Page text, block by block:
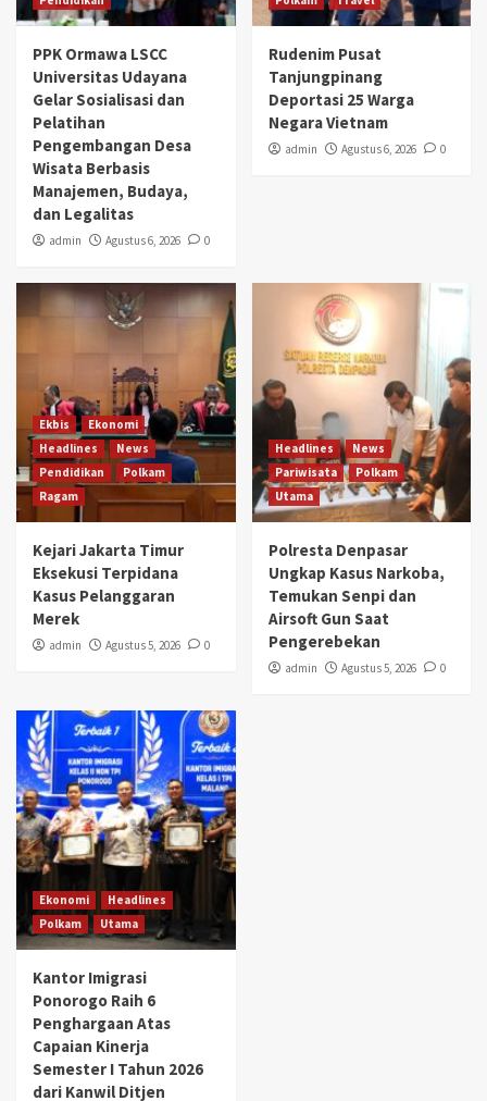
PPK Ormawa LSCC
Universitas Udayana
Gelar Sosialisasi dan
Pelatihan
Pengembangan Desa
Wisata Berbasis
Manajemen, Budaya,
dan Legalitas
admin Agustus 6, 2026 0
Rudenim Pusat
Tanjungpinang
Deportasi 25 Warga
Negara Vietnam
admin Agustus 6, 2026 0
Ekbis
Ekonomi
Headlines
News
Pendidikan
Polkam
Ragam
Kejari Jakarta Timur
Eksekusi Terpidana
Kasus Pelanggaran
Merek
admin Agustus 5, 2026 0
Headlines
News
Pariwisata
Polkam
Utama
Polresta Denpasar
Ungkap Kasus Narkoba,
Temukan Senpi dan
Airsoft Gun Saat
Pengerebekan
admin Agustus 5, 2026 0
Ekonomi
Headlines
Polkam
Utama
Kantor Imigrasi
Ponorogo Raih 6
Penghargaan Atas
Capaian Kinerja
Semester I Tahun 2026
dari Kanwil Ditjen